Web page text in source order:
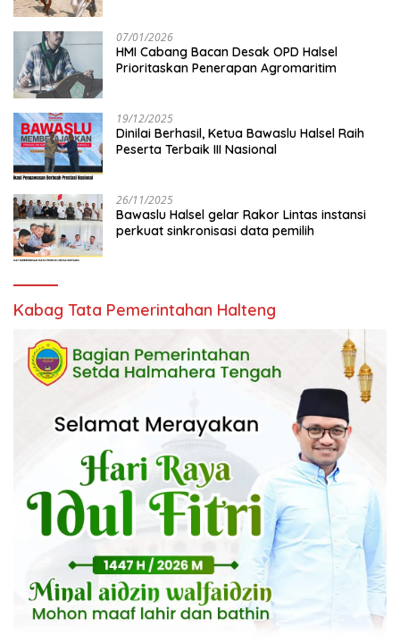
07/01/2026
HMI Cabang Bacan Desak OPD Halsel
Prioritaskan Penerapan Agromaritim
19/12/2025
Dinilai Berhasil, Ketua Bawaslu Halsel Raih
Peserta Terbaik III Nasional
26/11/2025
Bawaslu Halsel gelar Rakor Lintas instansi
perkuat sinkronisasi data pemilih
Kabag Tata Pemerintahan Halteng